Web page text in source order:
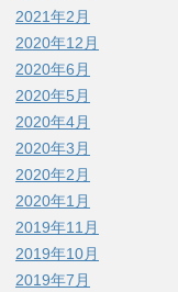
2021年2月
2020年12月
2020年6月
2020年5月
2020年4月
2020年3月
2020年2月
2020年1月
2019年11月
2019年10月
2019年7月